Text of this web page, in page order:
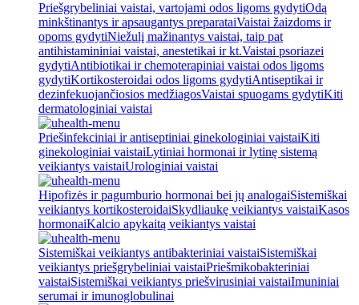
Priešgrybeliniai vaistai, vartojami odos ligoms gydytiOdą
minkštinantys ir apsaugantys preparataiVaistai žaizdoms ir
opoms gydytiNiežulį mažinantys vaistai, taip pat
antihistamininiai vaistai, anestetikai ir kt.Vaistai psoriazei
gydytiAntibiotikai ir chemoterapiniai vaistai odos ligoms
gydytiKortikosteroidai odos ligoms gydytiAntiseptikai ir
dezinfekuojančiosios medžiagosVaistai spuogams gydytiKiti
dermatologiniai vaistai
Priešinfekciniai ir antiseptiniai ginekologiniai vaistaiKiti
ginekologiniai vaistaiLytiniai hormonai ir lytinę sistemą
veikiantys vaistaiUrologiniai vaistai
Hipofizės ir pagumburio hormonai bei jų analogaiSistemiškai
veikiantys kortikosteroidaiSkydliaukę veikiantys vaistaiKasos
hormonaiKalcio apykaitą veikiantys vaistai
Sistemiškai veikiantys antibakteriniai vaistaiSistemiškai
veikiantys priešgrybeliniai vaistaiPriešmikobakteriniai
vaistaiSistemiškai veikiantys priešvirusiniai vaistaiImuniniai
serumai ir imunoglobulinai